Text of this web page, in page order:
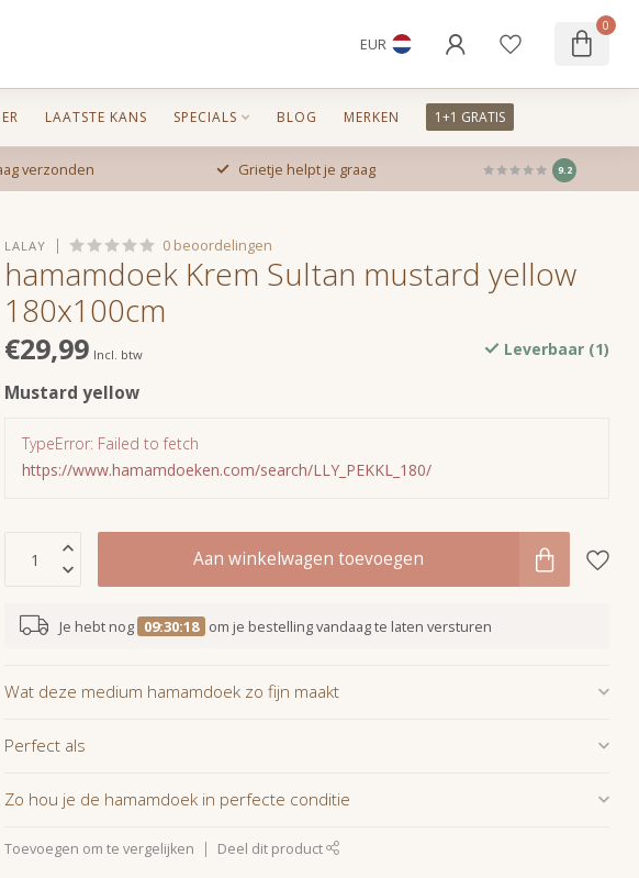
EUR
0
LAATSTE KANS SPECIALS BLOG MERKEN 1+1 GRATIS
verzonden Grietje helpt je graag 9.2
LALAY 0 beoordelingen
hamamdoek Krem Sultan mustard yellow
180x100cm
€29,99 Incl. btw Leverbaar (1)
Mustard yellow
TypeError: Failed to fetch
https://www.hamamdoeken.com/search/LLY_PEKKL_180/
Aan winkelwagen toevoegen
Je hebt nog 09:30:17 om je bestelling vandaag te laten versturen
Wat deze medium hamamdoek zo fijn maakt
Perfect als
Zo hou je de hamamdoek in perfecte conditie
Toevoegen om te vergelijken Deel dit product